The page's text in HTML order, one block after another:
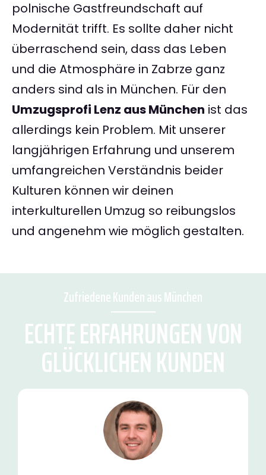
polnische Gastfreundschaft auf
Modernität trifft. Es sollte daher nicht
überraschend sein, dass das Leben
und die Atmosphäre in Zabrze ganz
anders sind als in München. Für den
Umzugsprofi Lenz aus München ist das
allerdings kein Problem. Mit unserer
langjährigen Erfahrung und unserem
umfangreichen Verständnis beider
Kulturen können wir deinen
interkulturellen Umzug so reibungslos
und angenehm wie möglich gestalten.
Zufriedene Kunden aus München
ECHTE ERFAHRUNGEN VON
GLÜCKLICHEN KUNDEN